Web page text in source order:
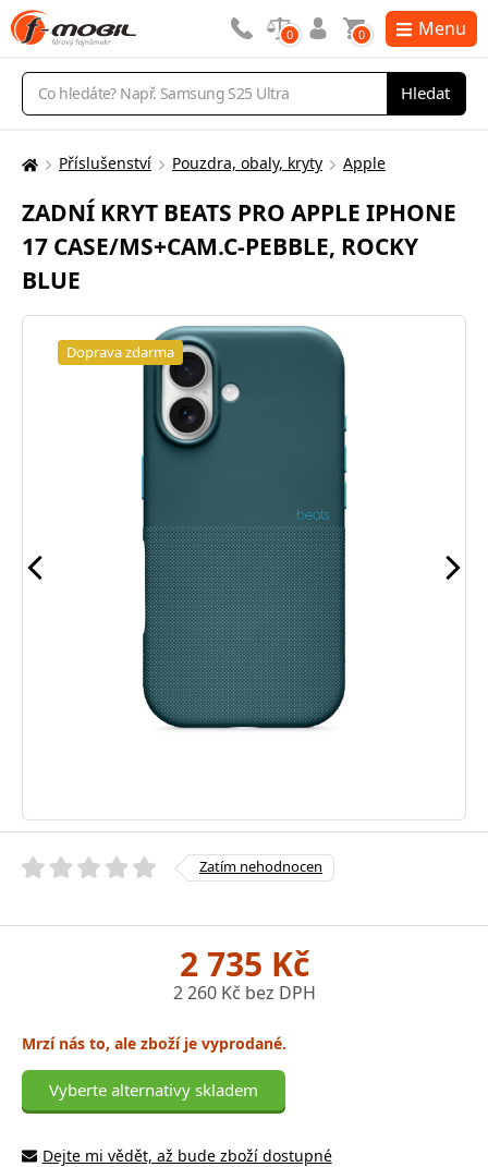
Vyhledávání
Hledat
0 0 Menu
Zde
nacházíte:
Příslušenství Pouzdra, obaly, kryty Apple
ZADNÍ KRYT BEATS PRO APPLE IPHONE
17 CASE/MS+CAM.C-PEBBLE, ROCKY
BLUE
Doprava zdarma
Zatím nehodnocen
2 735 Kč
2 260 Kč bez DPH
Mrzí nás to, ale zboží je vyprodané.
Vyberte alternativy skladem
Dejte mi vědět, až bude zboží dostupné